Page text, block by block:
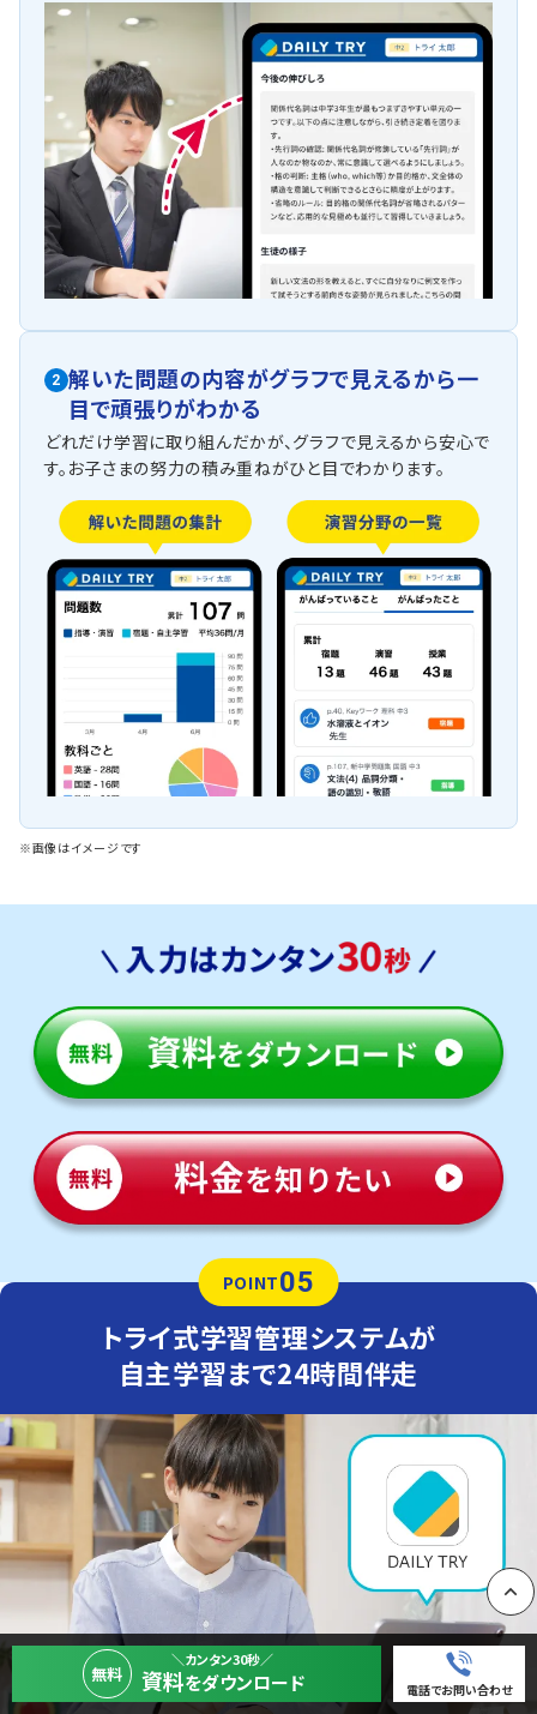
2 解いた問題の内容がグラフで見えるから一
目で頑張りがわかる
どれだけ学習に取り組んだかが、グラフで見えるから安心で
す。お子さまの努力の積み重ねがひと目でわかります。
※画像はイメージです
POINT05
トライ式学習管理システムが
自主学習まで24時間伴走
無料
＼カンタン30秒／
資料をダウンロード 電話でお問い合わせ